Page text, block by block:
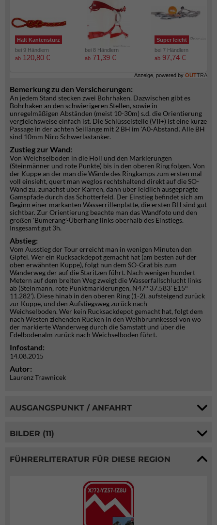
Hält Kantensturz
bei 9 Händlern
ab 120,80 €
bei 8 Händlern
ab 71,39 €
Super leicht
bei 7 Händlern
ab 97,74 €
Anzeige, powered by OUTTRA
Bemerkung zu den Versicherungen:
An jedem Stand stecken zwei Bohrhaken. Dazwischen gibt es
Bohrhaken an den schwierigeren Stellen, sowie in
unregelmäßigen Abständen (meist 10-30m) s.d. die Orientierung
vergleichsweise einfach ist. Die Schlüsselstelle (VII+) ist eine kurze
Passage in der achten Seillänge mit 2 BH im 'A0-Abstand'. Alle BH
sind 10mm Niro Schwerlastanker.
Zustieg zur Wand:
Von Weichselboden in die Höll und den Markierungen
(Steinmänner und rote Punkte) bis in den oberen Ring folgen. Von
der Kuppe an der man die Wände des Ringkamps zum ersten mal
voll einsieht, quert man weglos rechtshaltend direkt auf die SO-
Wand zu, zunächst über Karren, dann über leidlich ausgeprägte
Gamspfade durch das Schotterfeld. Der Einstieg befindet sich am
Beginn einer markanten Wasserrillenplatte, die ersten BH sind gut
sichtbar. Zur Orientierung beachte man das Wandfoto und den
großen 'Bumerang'-Überhang links oberhalb des Einstiegs.
Insgesamt gut 3h.
Abstieg:
Vom Ausstieg der Tour erreicht man in wenigen Minuten den
Gipfel. Wer ein Rucksackdepot gemacht hat (am besten auf der
oben erwähnten Kuppe), folgt nun dem SO-Grat bis zum
Wanderweg der auf die Staritzen führt. Nach wenigen hundert
Metern auf dem breiten Weg zweigt die Wasserfallschlucht links
ab (Steinmann, rote Punktmarkierungen, N47° 37.583' E15°
11.282'). Diese hinab in den oberen Ring (1-2), aufsteigend zurück
zur Kuppe, und den Aufstiegsweg zurück nach
Weichselboden. Wer kein Rucksackdepot gemacht hat, folgt dem
nach Westen ziehenden Rücken in den Weihbrunnkessel von wo
der markierte Wanderweg durch die Samstatt und über die
Edelbodenalm zurück nach Weichselboden führt.
Infostand:
14.08.2015
Autor:
Laurenz Trawnicek
AUSGANGSPUNKT / ANFAHRT
BILDER (11)
FÜHRERLITERATUR FÜR DIESE REGION